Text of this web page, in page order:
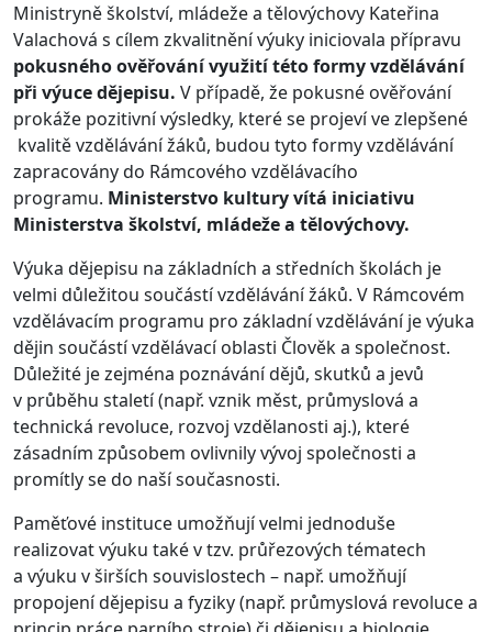
Ministryně školství, mládeže a tělovýchovy Kateřina
Valachová s cílem zkvalitnění výuky iniciovala přípravu
pokusného ověřování využití této formy vzdělávání
při výuce dějepisu. V případě, že pokusné ověřování
prokáže pozitivní výsledky, které se projeví ve zlepšené
kvalitě vzdělávání žáků, budou tyto formy vzdělávání
zapracovány do Rámcového vzdělávacího
programu. Ministerstvo kultury vítá iniciativu
Ministerstva školství, mládeže a tělovýchovy.
Výuka dějepisu na základních a středních školách je
velmi důležitou součástí vzdělávání žáků. V Rámcovém
vzdělávacím programu pro základní vzdělávání je výuka
dějin součástí vzdělávací oblasti Člověk a společnost.
Důležité je zejména poznávání dějů, skutků a jevů
v průběhu staletí (např. vznik měst, průmyslová a
technická revoluce, rozvoj vzdělanosti aj.), které
zásadním způsobem ovlivnily vývoj společnosti a
promítly se do naší současnosti.
Paměťové instituce umožňují velmi jednoduše
realizovat výuku také v tzv. průřezových tématech
a výuku v širších souvislostech – např. umožňují
propojení dějepisu a fyziky (např. průmyslová revoluce a